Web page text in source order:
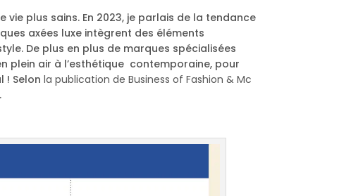
plus sains. En 2023, je parlais de la tendance
axées luxe intègrent des éléments
De plus en plus de marques spécialisées
plein air à l’esthétique contemporaine, pour
! Selonla publication de Business of Fashion & Mc